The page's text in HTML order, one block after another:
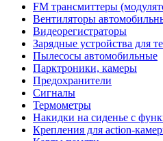
FM трансмиттеры
Вентиляторы
Видеорегистраторы
Зарядные устройства для
Пылесосы автомобильные
Парктроники, камеры
Предохранители
Сигналы
Термометры
Накидки на сиденье с
Крепления для action-